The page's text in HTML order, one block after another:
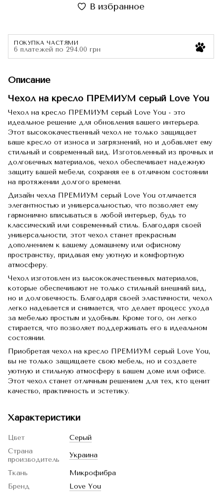
В избранное
ПОКУПКА ЧАСТЯМИ
6 платежей по 294.00 грн
Описание
Чехол на кресло ПРЕМИУМ серый Love You
Чехол на кресло ПРЕМИУМ серый Love You - это
идеальное решение для обновления вашего интерьера.
Этот высококачественный чехол не только защищает
ваше кресло от износа и загрязнений, но и добавляет ему
стильный и современный вид. Изготовленный из прочных и
долговечных материалов, чехол обеспечивает надежную
защиту вашей мебели, сохраняя ее в отличном состоянии
на протяжении долгого времени.
Дизайн чехла ПРЕМИУМ серый Love You отличается
элегантностью и универсальностью, что позволяет ему
гармонично вписываться в любой интерьер, будь то
классический или современный стиль. Благодаря своей
универсальности, этот чехол станет прекрасным
дополнением к вашему домашнему или офисному
пространству, придавая ему уютную и комфортную
атмосферу.
Чехол изготовлен из высококачественных материалов,
которые обеспечивают не только стильный внешний вид,
но и долговечность. Благодаря своей эластичности, чехол
легко надевается и снимается, что делает процесс ухода
за мебелью простым и удобным. Кроме того, он легко
стирается, что позволяет поддерживать его в идеальном
состоянии.
Приобретая чехол на кресло ПРЕМИУМ серый Love You,
вы не только защищаете свою мебель, но и создаете
уютную и стильную атмосферу в вашем доме или офисе.
Этот чехол станет отличным решением для тех, кто ценит
качество, практичность и эстетику.
Характеристики
Цвет
Серый
Страна
производитель
Украина
Ткань
Микрофибра
Бренд
Love You